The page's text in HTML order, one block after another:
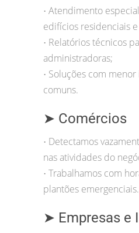
• Atendimento
edifícios residenciais
• Relatórios técnicos
administradoras;
• Soluções com
comuns.
➤ Comércios
• Detectamos
nas atividades do
• Trabalhamos com
plantões emergenciais.
➤ Empresas e